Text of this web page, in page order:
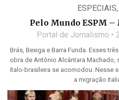
ESPECIAIS,
Pelo Mundo ESPM
Portal de Jornalismo
Brás, Bexiga e Barra Funda. Esses
obra de Antônio Alcântara
ítalo-brasileira se acomodou. Nesse
a migração